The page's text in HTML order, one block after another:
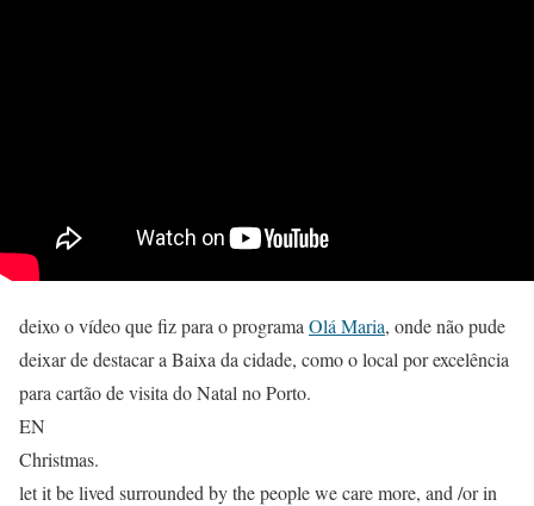
deixo o vídeo que fiz para o programa Olá Maria, onde não pude
deixar de destacar a Baixa da cidade, como o local por excelência
para cartão de visita do Natal no Porto.
EN
Christmas.
let it be lived surrounded by the people we care more, and /or in